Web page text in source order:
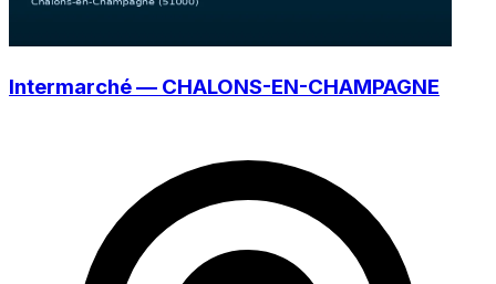
Intermarché — CHALONS-EN-CHAMPAGNE